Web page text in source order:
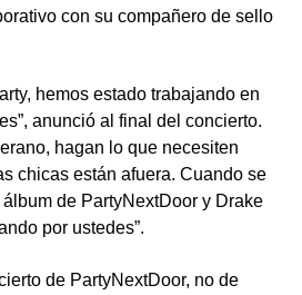
con su compañero de sello
hemos estado trabajando en
anunció al final del concierto.
hagan lo que necesiten
chicas están afuera. Cuando se
de PartyNextDoor y Drake
por ustedes”.
de PartyNextDoor, no de